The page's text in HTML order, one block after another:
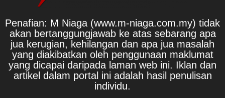
Penafian: M Niaga (www.m-niaga.com.my) tidak
akan bertanggungjawab ke atas sebarang apa
jua kerugian, kehilangan dan apa jua masalah
yang diakibatkan oleh penggunaan maklumat
yang dicapai daripada laman web ini. Iklan dan
artikel dalam portal ini adalah hasil penulisan
individu.